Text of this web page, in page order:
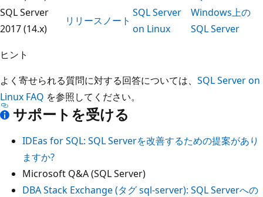
SQL Server
2017 (14.x)
リリースノート
SQL Server
on Linux
Windows上の
SQL Server
ヒント
よく寄せられる質問に対する回答については、 SQL Server on
Linux FAQ を参照してください。
サポートを受ける
IDEas for SQL: SQL Serverを改善するための提案があり
ますか?
Microsoft Q&A (SQL Server)
DBA Stack Exchange (タグ sql-server): SQL Serverへの